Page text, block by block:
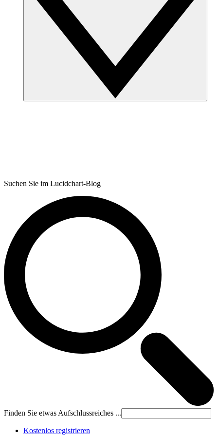
Suchen Sie im Lucidchart-Blog
Finden Sie etwas Aufschlussreiches ...
Kostenlos registrieren